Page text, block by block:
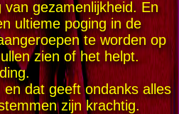
gezamenlijkheid. En
ultieme poging in de
te worden op
zien of het helpt.
dat geeft ondanks alles
zijn krachtig.